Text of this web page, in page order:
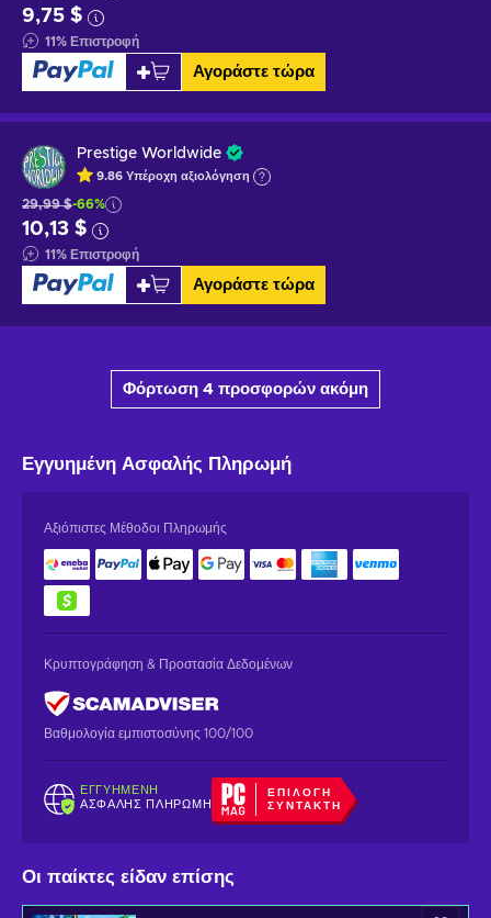
9,75 $
11% Επιστροφή
Αγοράστε τώρα
Prestige Worldwide
9.86 Υπέροχη αξιολόγηση
29,99 $-66%
10,13 $
11% Επιστροφή
Αγοράστε τώρα
Φόρτωση 4 προσφορών ακόμη
Εγγυημένη Ασφαλής Πληρωμή
Αξιόπιστες Μέθοδοι Πληρωμής
Κρυπτογράφηση & Προστασία Δεδομένων
Βαθμολογία εμπιστοσύνης 100/100
ΕΓΓΥΗΜΈΝΗ
ΑΣΦΑΛΉΣ ΠΛΗΡΩΜΉ
ΕΠΙΛΟΓΉ
ΣΥΝΤΆΚΤΗ
Οι παίκτες είδαν επίσης